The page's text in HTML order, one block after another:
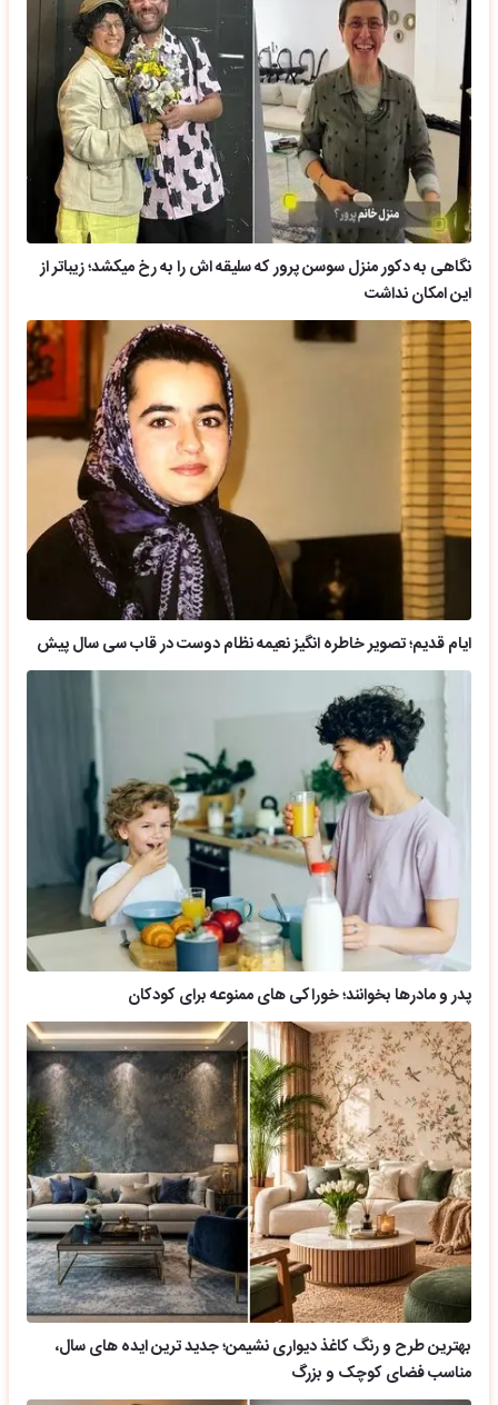
نگاهی به دکور منزل سوسن پرور که سلیقه اش را به رخ میکشد؛ زیباتر از
این امکان نداشت
ایام قدیم؛ تصویر خاطره انگیز نعیمه نظام دوست در قاب سی سال پیش
پدر و مادرها بخوانند؛ خوراکی های ممنوعه برای کودکان
بهترین طرح و رنگ کاغذ دیواری نشیمن؛ جدید ترین ایده های سال،
مناسب فضای کوچک و بزرگ